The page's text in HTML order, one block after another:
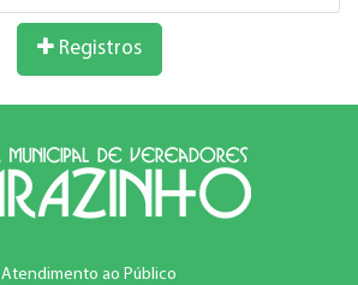
Registros
Atendimento ao Público